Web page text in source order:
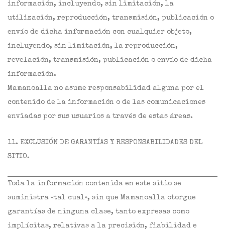
información, incluyendo, sin limitación, la
utilización, reproducción, transmisión, publicación o
envío de dicha información con cualquier objeto,
incluyendo, sin limitación, la reproducción,
revelación, transmisión, publicación o envío de dicha
información.
Mamanoalla no asume responsabilidad alguna por el
contenido de la información o de las comunicaciones
enviadas por sus usuarios a través de estas áreas.
11. EXCLUSIÓN DE GARANTÍAS Y RESPONSABILIDADES DEL
SITIO.
Toda la información contenida en este sitio se
suministra «tal cual», sin que Mamanoalla otorgue
garantías de ninguna clase, tanto expresas como
implícitas, relativas a la precisión, fiabilidad e